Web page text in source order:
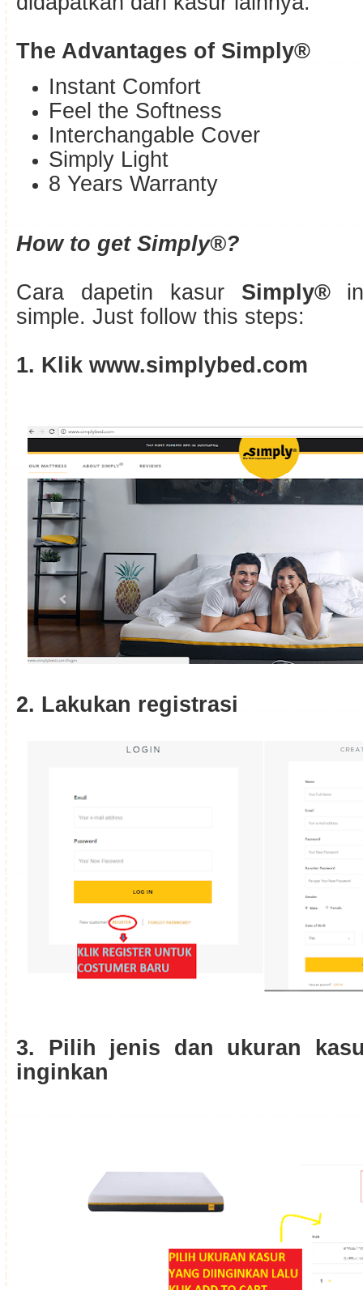
The Advantages of Simply®
Instant Comfort
Feel the Softness
Interchangable Cover
Simply Light
8 Years Warranty
How to get Simply®?
Cara dapetin kasur Simply®ini
simple. Just follow this steps:
1. Klik www.simplybed.com
2. Lakukan registrasi
3. Pilih jenis dan ukuran
inginkan